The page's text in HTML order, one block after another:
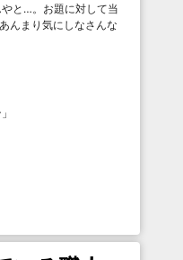
と…。お題に対して当
んまり気にしなさんな
」